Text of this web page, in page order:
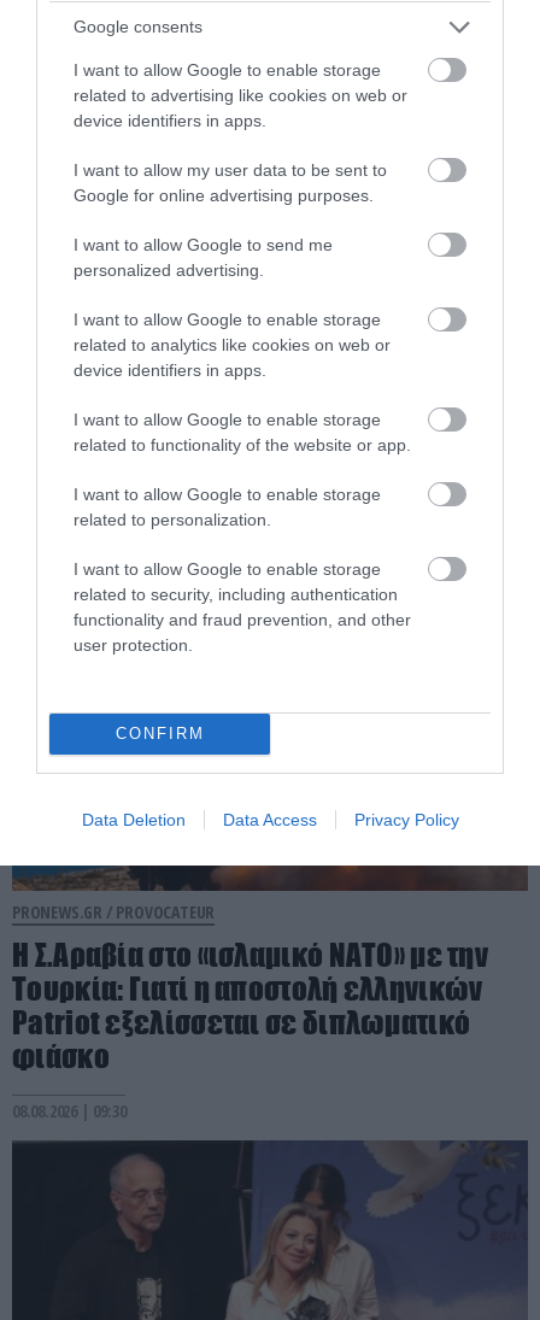
Google consents
I want to allow Google to enable storage
related to advertising like cookies on web or
device identifiers in apps.
I want to allow my user data to be sent to
Google for online advertising purposes.
I want to allow Google to send me
personalized advertising.
I want to allow Google to enable storage
related to analytics like cookies on web or
device identifiers in apps.
I want to allow Google to enable storage
related to functionality of the website or app.
I want to allow Google to enable storage
related to personalization.
I want to allow Google to enable storage
related to security, including authentication
functionality and fraud prevention, and other
user protection.
CONFIRM
Data Deletion Data Access Privacy Policy
Κοτς – «Παίρνει» όλη την Κρήτη!
08.08.2026 | 11:53
Ν.Χαρδαλιάς: «Καμία ανεμογεννήτρια σε
προστατευόμενες και πυρόπληκτες
περιοχές της Αττικής»
08.08.2026 | 11:48
PRONEWS.GR / PROVOCATEUR
Η Σ.Αραβία στο «ισλαμικό ΝΑΤΟ» με την
Τουρκία: Γιατί η αποστολή ελληνικών
Patriot εξελίσσεται σε διπλωματικό
φιάσκο
08.08.2026 | 09:30